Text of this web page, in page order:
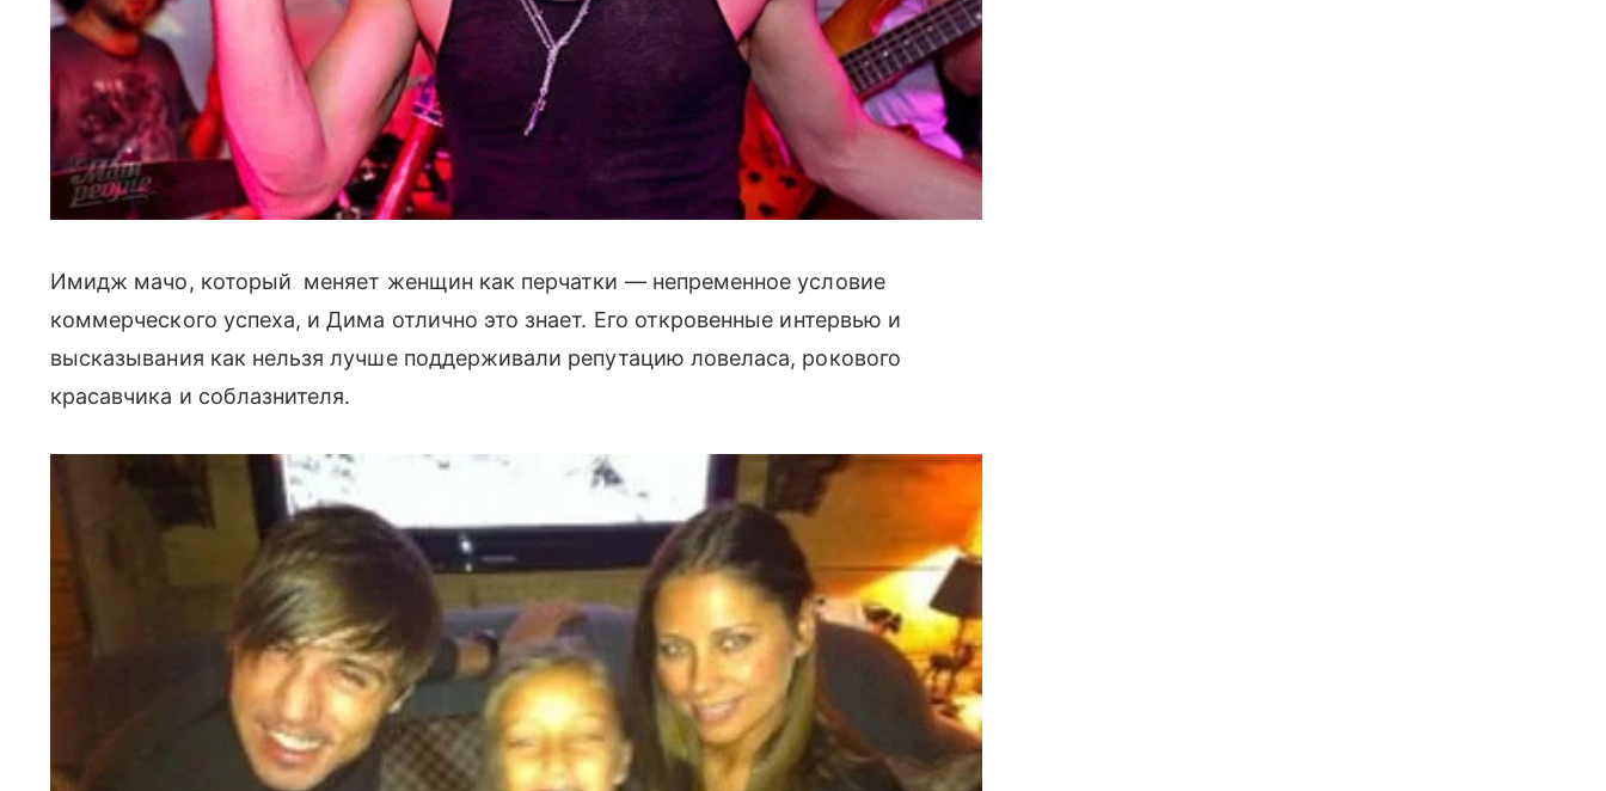
Имидж мачо, который меняет женщин как перчатки — непременное условие
коммерческого успеха, и Дима отлично это знает. Его откровенные интервью и
высказывания как нельзя лучше поддерживали репутацию ловеласа, рокового
красавчика и соблазнителя.